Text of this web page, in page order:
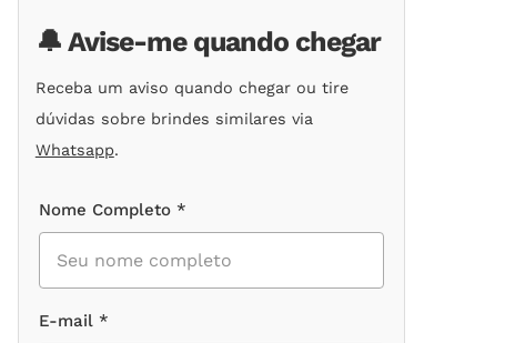
🔔 Avise-me quando chegar
Receba um aviso quando chegar ou tire
dúvidas sobre brindes similares via
Whatsapp.
Nome Completo *
E-mail *